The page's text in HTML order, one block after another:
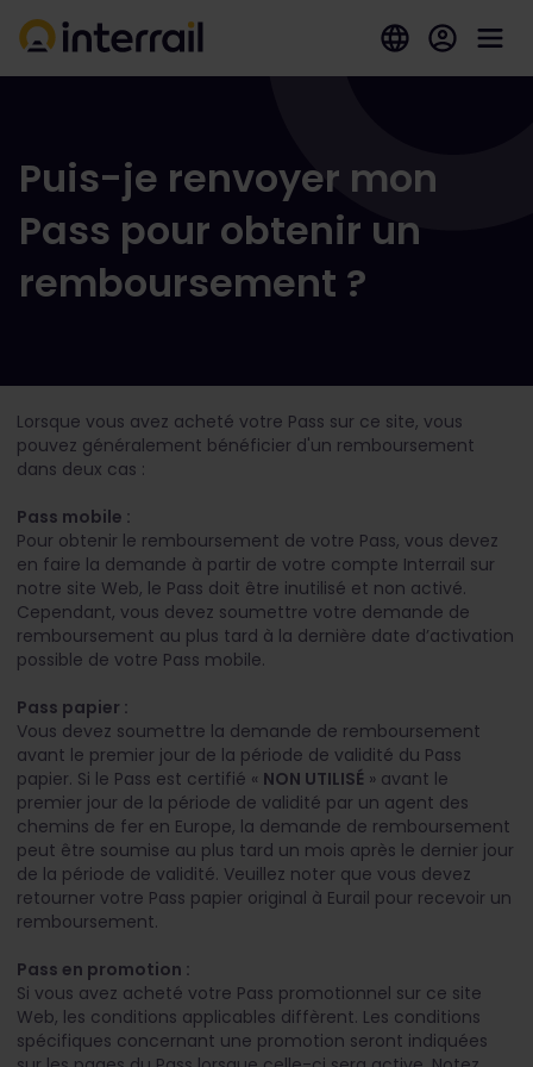
Puis-je renvoyer mon
Pass pour obtenir un
remboursement ?
Lorsque vous avez acheté votre Pass sur ce site, vous
pouvez généralement bénéficier d'un remboursement
dans deux cas :
Pass mobile :
Pour obtenir le remboursement de votre Pass, vous devez
en faire la demande à partir de votre compte Interrail sur
notre site Web, le Pass doit être inutilisé et non activé.
Cependant, vous devez soumettre votre demande de
remboursement au plus tard à la dernière date d’activation
possible de votre Pass mobile.
Pass papier :
Vous devez soumettre la demande de remboursement
avant le premier jour de la période de validité du Pass
papier. Si le Pass est certifié « NON UTILISÉ » avant le
premier jour de la période de validité par un agent des
chemins de fer en Europe, la demande de remboursement
peut être soumise au plus tard un mois après le dernier jour
de la période de validité. Veuillez noter que vous devez
retourner votre Pass papier original à Eurail pour recevoir un
remboursement.
Pass en promotion :
Si vous avez acheté votre Pass promotionnel sur ce site
Web, les conditions applicables diffèrent. Les conditions
spécifiques concernant une promotion seront indiquées